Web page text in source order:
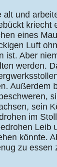
und
kriecht
eines
Luft
ist. Aber
werden.
Außerdem
sein
im
Leib
könnte.
zu essen